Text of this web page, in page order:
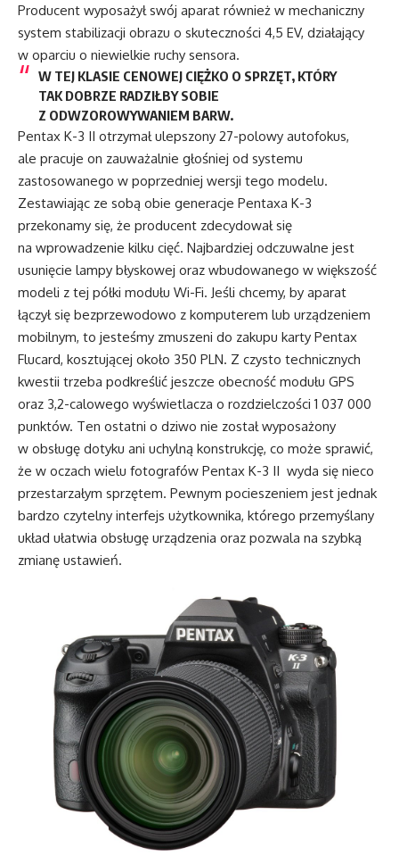
Producent wyposażył swój aparat również w mechaniczny
system stabilizacji obrazu o skuteczności 4,5 EV, działający
w oparciu o niewielkie ruchy sensora.
W TEJ KLASIE CENOWEJ CIĘŻKO O SPRZĘT, KTÓRY
TAK DOBRZE RADZIŁBY SOBIE
Z ODWZOROWYWANIEM BARW.
Pentax K-3 II otrzymał ulepszony 27-polowy autofokus,
ale pracuje on zauważalnie głośniej od systemu
zastosowanego w poprzedniej wersji tego modelu.
Zestawiając ze sobą obie generacje Pentaxa K-3
przekonamy się, że producent zdecydował się
na wprowadzenie kilku cięć. Najbardziej odczuwalne jest
usunięcie lampy błyskowej oraz wbudowanego w większość
modeli z tej półki modułu Wi-Fi. Jeśli chcemy, by aparat
łączył się bezprzewodowo z komputerem lub urządzeniem
mobilnym, to jesteśmy zmuszeni do zakupu karty Pentax
Flucard, kosztującej około 350 PLN. Z czysto technicznych
kwestii trzeba podkreślić jeszcze obecność modułu GPS
oraz 3,2-calowego wyświetlacza o rozdzielczości 1 037 000
punktów. Ten ostatni o dziwo nie został wyposażony
w obsługę dotyku ani uchylną konstrukcję, co może sprawić,
że w oczach wielu fotografów Pentax K-3 II wyda się nieco
przestarzałym sprzętem. Pewnym pocieszeniem jest jednak
bardzo czytelny interfejs użytkownika, którego przemyślany
układ ułatwia obsługę urządzenia oraz pozwala na szybką
zmianę ustawień.